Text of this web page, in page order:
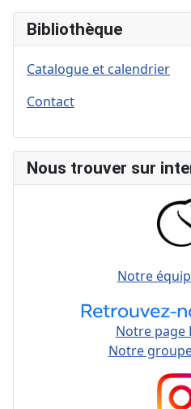
Bibliothèque
Catalogue et calendrier
Contact
Nous trouver sur
Notre
Notre page
Notre